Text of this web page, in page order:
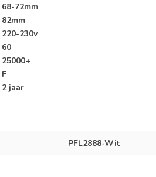
68-72mm
82mm
220-230v
60
25000+
F
2 jaar
PFL2888-Wit